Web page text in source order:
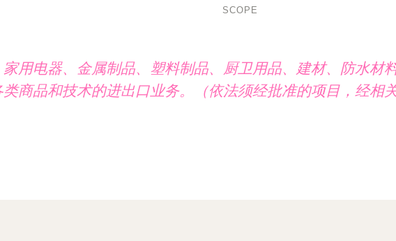
SCOPE
用电器、金属制品、塑料制品、厨卫用品、建材、防水材
商品和技术的进出口业务。（依法须经批准的项目，经相